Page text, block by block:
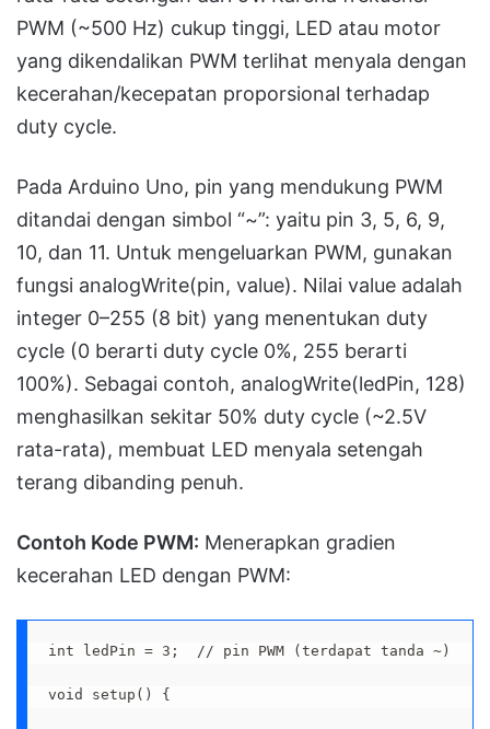
PWM (~500 Hz) cukup tinggi, LED atau motor
yang dikendalikan PWM terlihat menyala dengan
kecerahan/kecepatan proporsional terhadap
duty cycle.
Pada Arduino Uno, pin yang mendukung PWM
ditandai dengan simbol “~”: yaitu pin 3, 5, 6, 9,
10, dan 11. Untuk mengeluarkan PWM, gunakan
fungsi analogWrite(pin, value). Nilai value adalah
integer 0–255 (8 bit) yang menentukan duty
cycle (0 berarti duty cycle 0%, 255 berarti
100%). Sebagai contoh, analogWrite(ledPin, 128)
menghasilkan sekitar 50% duty cycle (~2.5V
rata-rata), membuat LED menyala setengah
terang dibanding penuh.
Contoh Kode PWM: Menerapkan gradien
kecerahan LED dengan PWM:
int ledPin = 3;  // pin PWM (terdapat tanda ~)
void setup() {